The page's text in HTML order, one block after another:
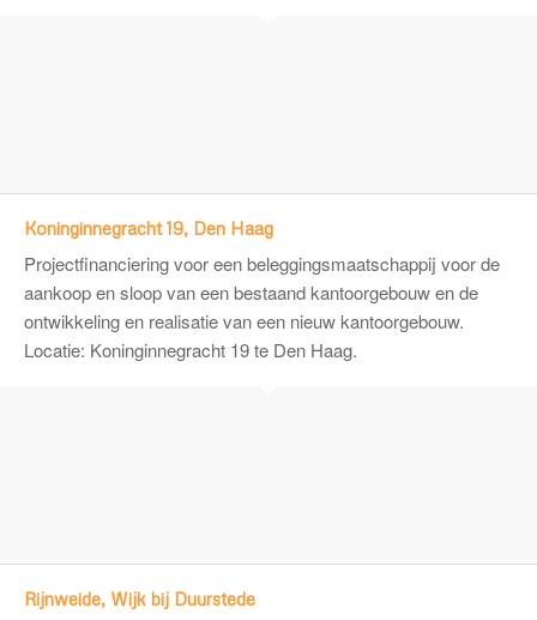
Koninginnegracht 19, Den Haag
Projectfinanciering voor een beleggingsmaatschappij voor de
aankoop en sloop van een bestaand kantoorgebouw en de
ontwikkeling en realisatie van een nieuw kantoorgebouw.
Locatie: Koninginnegracht 19 te Den Haag.
Rijnweide, Wijk bij Duurstede